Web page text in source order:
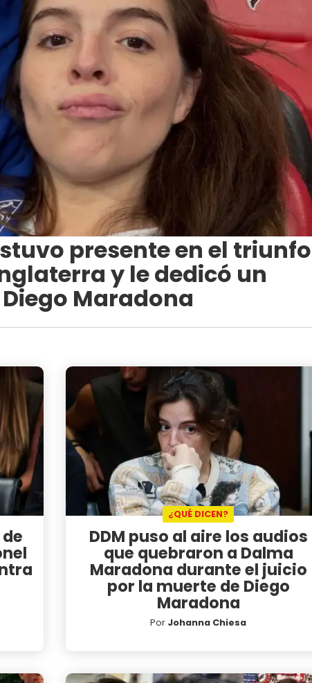
presente en el triunfo
y le dedicó un
Maradona
¿QUÉ DICEN?
DDM puso al aire los audios
que quebraron a Dalma
Maradona durante el juicio
por la muerte de Diego
Maradona
Por Johanna Chiesa